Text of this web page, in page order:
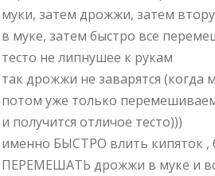
муки, затем дрожжи, затем
в муке, затем быстро все
тесто не липнушее к рукам
так дрожжи не заварятся
потом уже только
и получится отличое тесто)))
именно БЫСТРО влить кипяток
ПЕРЕМЕШАТЬ дрожжи в муке и